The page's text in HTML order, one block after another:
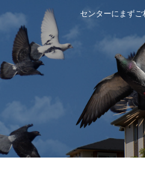
センターにまず